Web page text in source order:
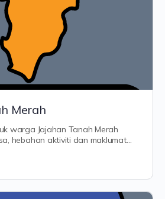
Merah
warga Jajahan Tanah Merah
hebahan aktiviti dan maklumat